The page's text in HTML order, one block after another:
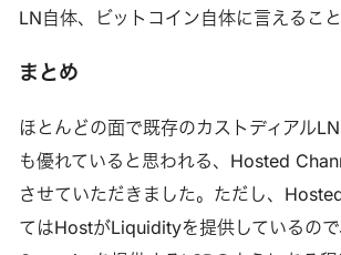
LN自体、ビットコイン自体に言えること
まとめ
ほとんどの面で既存のカストディアル
も優れていると思われる、Hosted
させていただきました。ただし、
てはHostがLiquidityを提供しているの